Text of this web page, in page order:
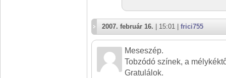
2007. február 16. | 15:01 | frici755
Meseszép.
Tobzódó színek, a
Gratulálok.